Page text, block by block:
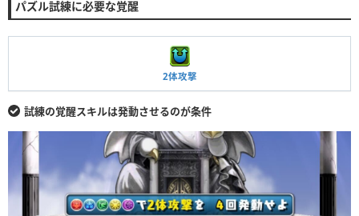
パズル試練に必要な覚醒
2体攻撃
試練の覚醒スキルは発動させるのが条件